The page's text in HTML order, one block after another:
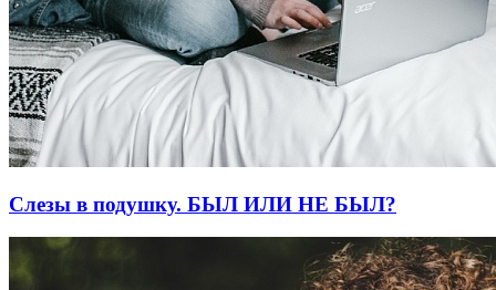
Слезы в подушку. БЫЛ ИЛИ НЕ БЫЛ?